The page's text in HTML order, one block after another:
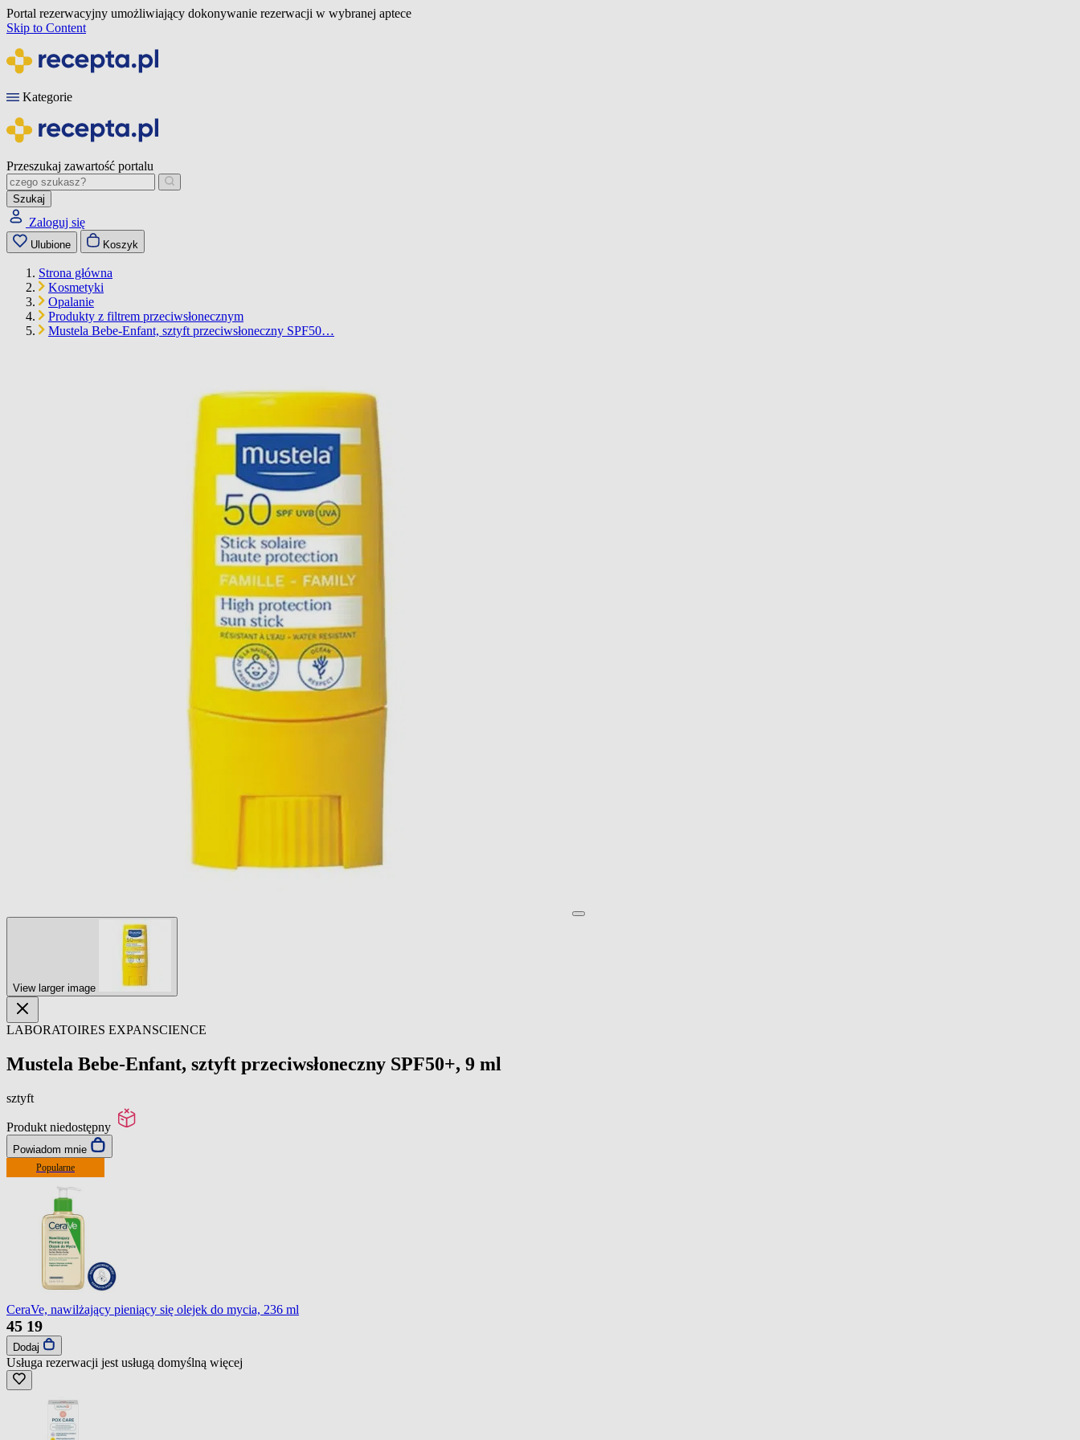
Portal rezerwacyjny umożliwiający dokonywanie rezerwacji w wybranej aptece
Skip to Content
Kategorie
Przeszukaj zawartość portalu
Szukaj
Zaloguj się
Ulubione Koszyk
Strona główna
Kosmetyki
Opalanie
Produkty z filtrem przeciwsłonecznym
Mustela Bebe-Enfant, sztyft przeciwsłoneczny SPF50…
View larger image
LABORATOIRES EXPANSCIENCE
Mustela Bebe-Enfant, sztyft przeciwsłoneczny SPF50+, 9 ml
sztyft
Produkt niedostępny
Powiadom mnie
Popularne
CeraVe, nawilżający pieniący się olejek do mycia, 236 ml
45 19
Dodaj
Usługa rezerwacji jest usługą domyślną więcej